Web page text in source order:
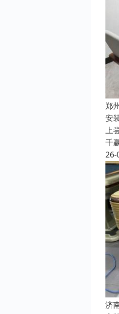
郑
安
上
千
26-
济